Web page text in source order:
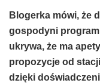
Blogerka mówi, że
gospodyni
ukrywa, że ma
propozycje od
dzięki